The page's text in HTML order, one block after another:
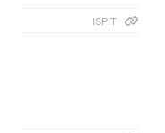
ISPIT